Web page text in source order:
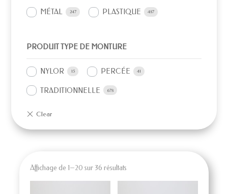
MÉTAL 247 PLASTIQUE 487
PRODUIT TYPE DE MONTURE
NYLOR 15 PERCÉE 41
TRADITIONNELLE 678
Affichage de 1–20 sur 36 résultats